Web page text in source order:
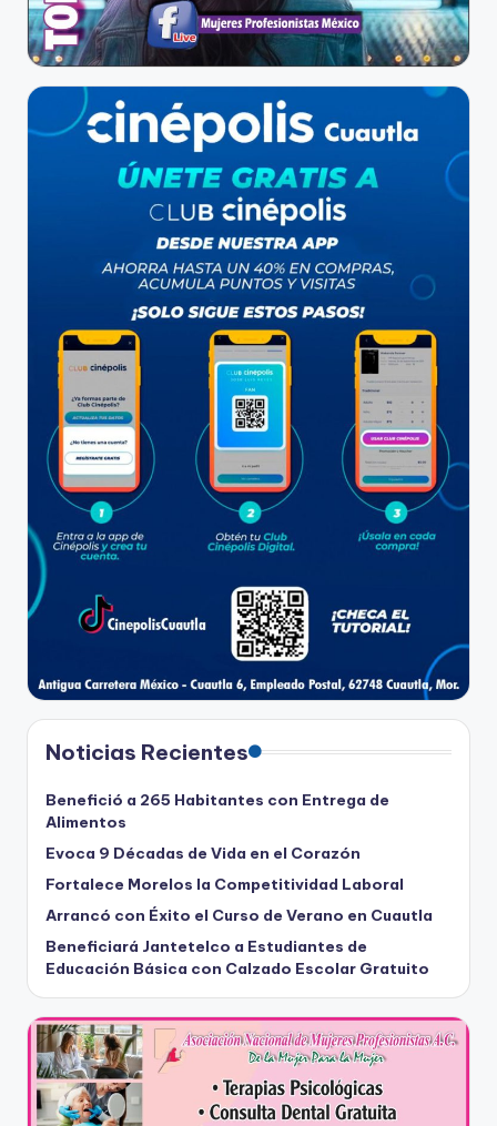
Noticias Recientes
Benefició a 265 Habitantes con Entrega de
Alimentos
Evoca 9 Décadas de Vida en el Corazón
Fortalece Morelos la Competitividad Laboral
Arrancó con Éxito el Curso de Verano en Cuautla
Beneficiará Jantetelco a Estudiantes de
Educación Básica con Calzado Escolar Gratuito